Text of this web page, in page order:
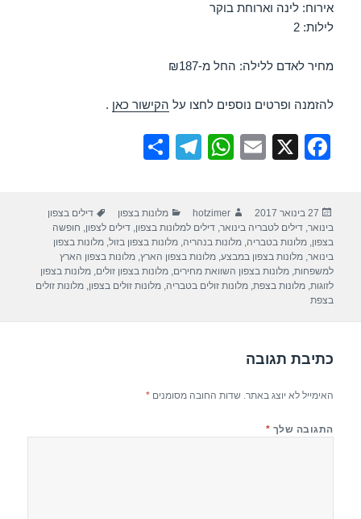
אירוח: לינה וארוחת בוקר
לילות: 2
מחיר לאדם ללילה: החל מ-₪187
להזמנה ופרטים נוספים לחצו על הקישור כאן .
F
e
b
o
X
E
W
s
A
p
T
gr
a
m
e
פורסם
בתאריך
27 בינואר 2017 מחבר
hotzimer קטגוריות
מלונות בצפון תגיות
דילים בצפון
בינואר,דילים לטבריה בינואר,דילים למלונות בצפון,דילים לצפון, חופשה
בצפון,מלונות בטבריה,מלונות בנהריה,מלונות בצפון בזול,מלונות בצפון
בינואר,מלונות בצפון במבצע,מלונות בצפון הארץ,מלונות בצפון הארץ
למשפחות,מלונות בצפון השוואת מחירים,מלונות בצפון זולים,מלונות בצפון
לזוגות,מלונות בצפת,מלונות זולים בטבריה,מלונות זולים בצפון,מלונות זולים
בצפת
כתיבת תגובה
האימייל לא יוצג באתר. שדות החובה מסומנים*
התגובה שלך *